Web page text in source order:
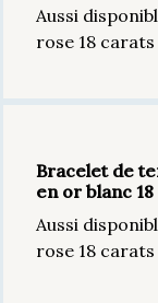
Aussi
rose 18 carats
Bracelet de
en or blanc
Aussi
rose 18 carats